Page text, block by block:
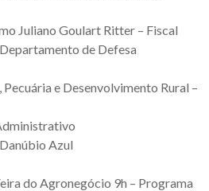
Juliano Goulart Ritter – Fiscal
de Defesa
e Desenvolvimento Rural –
Azul
do Agronegócio 9h – Programa